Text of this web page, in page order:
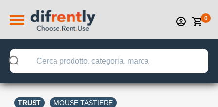
0
TRUST MOUSE TASTIERE